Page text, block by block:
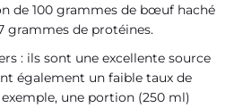
de 100 grammes de bœuf haché
grammes de protéines.
: ils sont une excellente source
également un faible taux de
une portion (250 ml)